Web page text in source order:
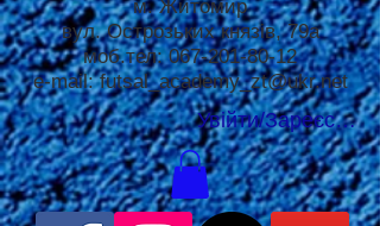
Увійти/
м. Житомир
вул. Острозьких князів, 79а
моб.тел:067-201-80-12
e-mail:futsal_academy_zt@ukr.net